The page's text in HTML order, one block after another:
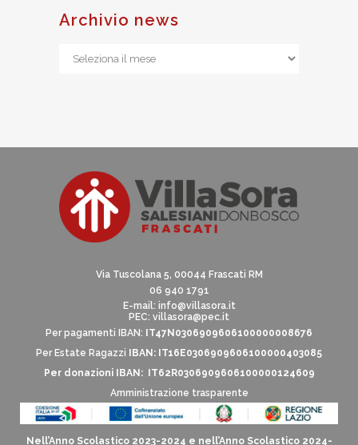
Archivio news
Archivio
Via Tuscolana 5, 00044 Frascati RM
06 940 1791
E-mail: info@villasora.it
PEC: villasora@pec.it
Per pagamenti IBAN: IT47N0306909606100000008676
Per Estate Ragazzi IBAN: IT16E0306909606100000403085
Per donazioni IBAN: IT62R0306909606100000124609
Amministrazione trasparente
Nell’Anno Scolastico 2023-2024 e nell’Anno Scolastico 2024-